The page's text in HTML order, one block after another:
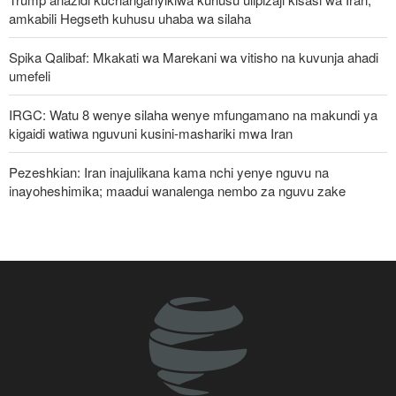
amkabili Hegseth kuhusu uhaba wa silaha
Spika Qalibaf: Mkakati wa Marekani wa vitisho na kuvunja ahadi
umefeli
IRGC: Watu 8 wenye silaha wenye mfungamano na makundi ya
kigaidi watiwa nguvuni kusini-mashariki mwa Iran
Pezeshkian: Iran inajulikana kama nchi yenye nguvu na
inayoheshimika; maadui wanalenga nembo za nguvu zake
Pezeshkian: Iran itaunga mkono maamuzi yatakayochukuliwa na